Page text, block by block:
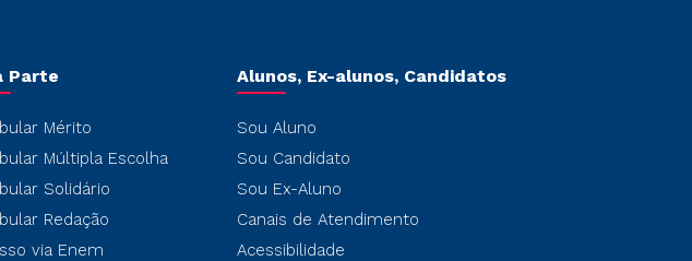
Parte
Mérito
Múltipla Escolha
Solidário
Redação
via Enem
Alunos, Ex-alunos, Candidatos
Sou Aluno
Sou Candidato
Sou Ex-Aluno
Canais de Atendimento
Acessibilidade